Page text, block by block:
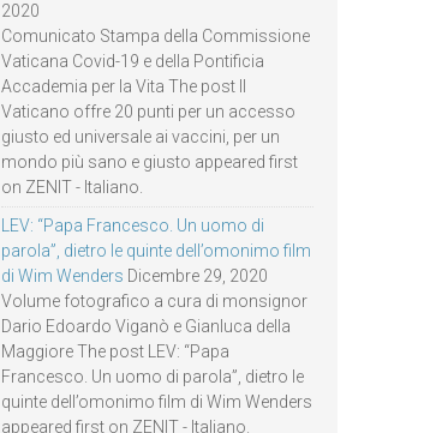
2020
Comunicato Stampa della Commissione
Vaticana Covid-19 e della Pontificia
Accademia per la Vita The post Il
Vaticano offre 20 punti per un accesso
giusto ed universale ai vaccini, per un
mondo più sano e giusto appeared first
on ZENIT - Italiano.
LEV: “Papa Francesco. Un uomo di
parola”, dietro le quinte dell’omonimo film
di Wim Wenders Dicembre 29, 2020
Volume fotografico a cura di monsignor
Dario Edoardo Viganò e Gianluca della
Maggiore The post LEV: “Papa
Francesco. Un uomo di parola”, dietro le
quinte dell’omonimo film di Wim Wenders
appeared first on ZENIT - Italiano.